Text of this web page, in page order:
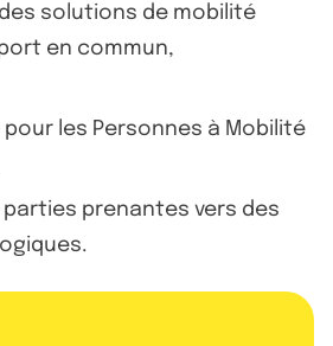
des solutions de mobilité
en commun,
pour les Personnes à Mobilité
parties prenantes vers des